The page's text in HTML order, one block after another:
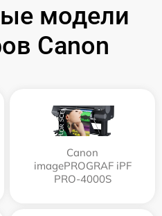
модели
Canon
Canon
imagePROGRAF iPF
PRO-4000S